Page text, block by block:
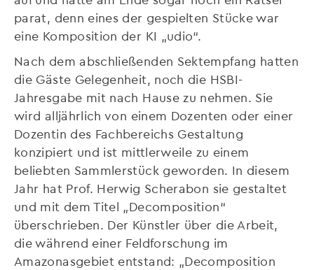
parat, denn eines der gespielten Stücke war
eine Komposition der KI „udio“.
Nach dem abschließenden Sektempfang hatten
die Gäste Gelegenheit, noch die HSBI-
Jahresgabe mit nach Hause zu nehmen. Sie
wird alljährlich von einem Dozenten oder einer
Dozentin des Fachbereichs Gestaltung
konzipiert und ist mittlerweile zu einem
beliebten Sammlerstück geworden. In diesem
Jahr hat Prof. Herwig Scherabon sie gestaltet
und mit dem Titel „Decomposition“
überschrieben. Der Künstler über die Arbeit,
die während einer Feldforschung im
Amazonasgebiet entstand: „Decomposition